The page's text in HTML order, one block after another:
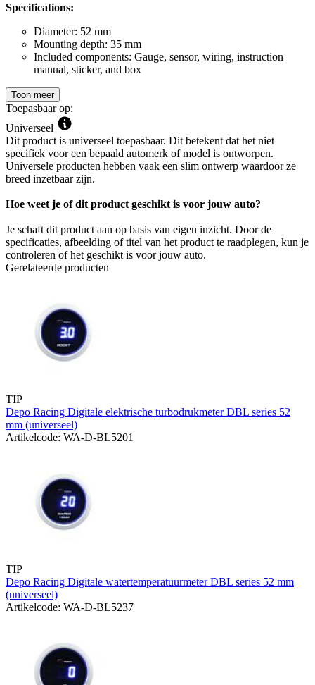
Specifications:
Diameter: 52 mm
Mounting depth: 35 mm
Included components: Gauge, sensor, wiring, instruction
manual, sticker, and box
Toon meer
Toepasbaar op:
Universeel
Dit product is universeel toepasbaar. Dit betekent dat het niet
specifiek voor een bepaald automerk of model is ontworpen.
Universele producten hebben vaak een slim ontwerp waardoor ze
breed inzetbaar zijn.
Hoe weet je of dit product geschikt is voor jouw auto?
Je schaft dit product aan op basis van eigen inzicht. Door de
specificaties, afbeelding of titel van het product te raadplegen, kun je
controleren of het geschikt is voor jouw auto.
Gerelateerde producten
TIP
Depo Racing Digitale elektrische turbodrukmeter DBL series 52
mm (universeel)
Artikelcode: WA-D-BL5201
TIP
Depo Racing Digitale watertemperatuurmeter DBL series 52 mm
(universeel)
Artikelcode: WA-D-BL5237